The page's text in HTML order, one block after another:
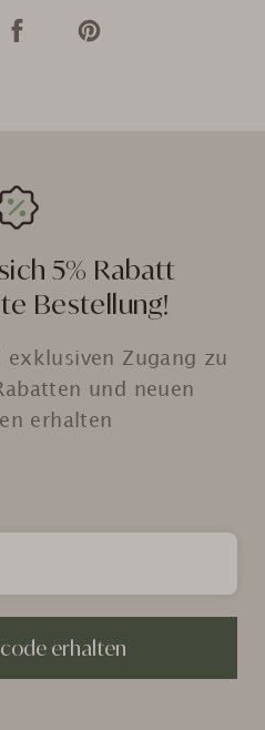
5% Rabatt
Bestellung!
exklusiven Zugang zu
und neuen
erhalten
erhalten